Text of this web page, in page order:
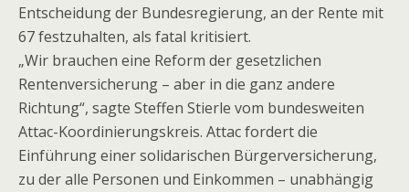
Entscheidung der Bundesregierung, an der Rente mit
67 festzuhalten, als fatal kritisiert.
„Wir brauchen eine Reform der gesetzlichen
Rentenversicherung – aber in die ganz andere
Richtung“, sagte Steffen Stierle vom bundesweiten
Attac-Koordinierungskreis. Attac fordert die
Einführung einer solidarischen Bürgerversicherung,
zu der alle Personen und Einkommen – unabhängig